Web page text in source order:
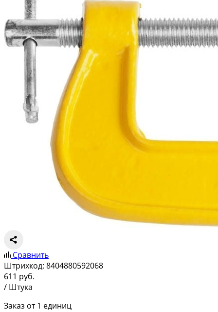
Сравнить
Штрихкод: 8404880592068
611 руб.
/ Штука
Заказ от 1 единиц